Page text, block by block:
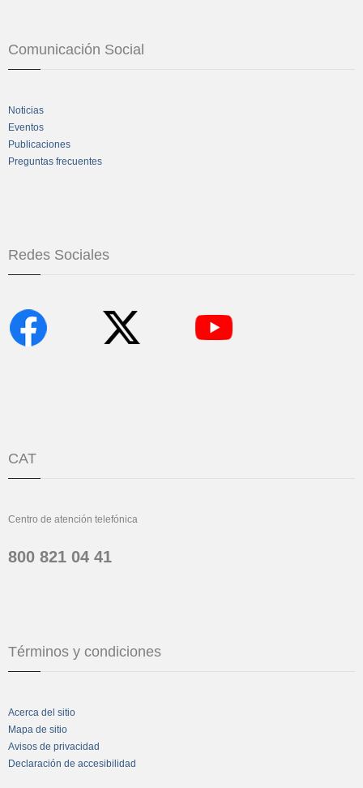
Comunicación Social
Noticias
Eventos
Publicaciones
Preguntas frecuentes
Redes Sociales
CAT
Centro de atención telefónica
800 821 04 41
Términos y condiciones
Acerca del sitio
Mapa de sitio
Avisos de privacidad
Declaración de accesibilidad